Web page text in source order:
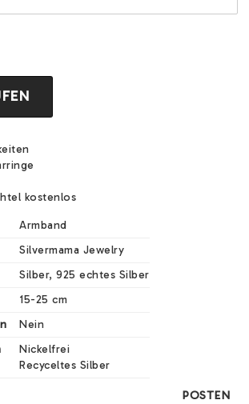
kostenlos
Armband
Silvermama Jewelry
Silber, 925 echtes Silber
15-25 cm
Nein
Nickelfrei
Recyceltes Silber
POSTEN